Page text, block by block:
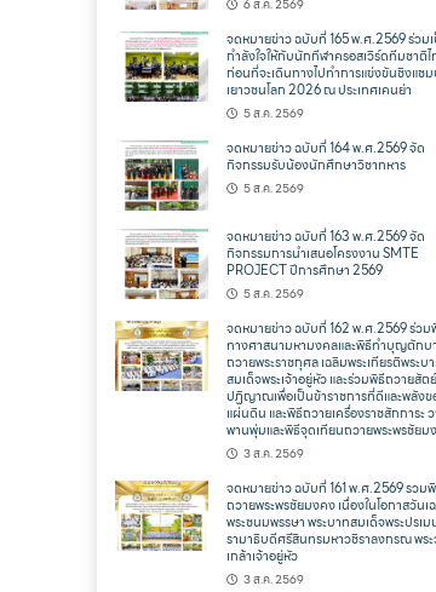
6 ส.ค. 2569
จดหมายข่าว ฉบับที่ 165 พ.ศ.2569 ร่วม
กำลังใจให้กับนักกีฬาครอสเวิร์ดทีมชาติ
ก่อนที่จะเดินทางไปทำการแข่งขันชิงแช
เยาวชนโลก 2026 ณ ประเทศเคนย่า
5 ส.ค. 2569
จดหมายข่าว ฉบับที่ 164 พ.ศ.2569 จัด
กิจกรรมรับน้องนักศึกษาวิชาทหาร
5 ส.ค. 2569
จดหมายข่าว ฉบับที่ 163 พ.ศ.2569 จัด
กิจกรรมการนำเสนอโครงงาน SMTE
PROJECT ปีการศึกษา 2569
5 ส.ค. 2569
จดหมายข่าว ฉบับที่ 162 พ.ศ.2569 ร่วม
ทางศาสนามหามงคลและพิธีทำบุญตักบ
ถวายพระราชกุศล เฉลิมพระเกียรติพระบ
สมเด็จพระเจ้าอยู่หัว และร่วมพิธีถวายสัต
ปฏิญาณเพื่อเป็นข้าราชการที่ดีและพลังข
แผ่นดิน และพิธีถวายเครื่องราชสักการะ
พานพุ่มและพิธีจุดเทียนถวายพระพรชัยม
3 ส.ค. 2569
จดหมายข่าว ฉบับที่ 161 พ.ศ.2569 รวม
ถวายพระพรชัยมงคง เนื่องในโอกาสวันเ
พระชนมพรรษา พระบาทสมเด็จพระปรเ
รามาธิบดีศรีสินทรมหาวชิราลงกรณ พร
เกล้าเจ้าอยู่หัว
3 ส.ค. 2569